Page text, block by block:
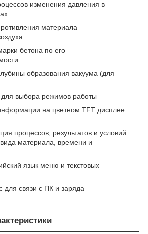
изменения давления в
материала
бетона по его
образования вакуума (для
выбора режимов работы
на цветном TFT дисплее
процессов, результатов и условий
материала, времени и
язык меню и текстовых
для связи с ПК и заряда